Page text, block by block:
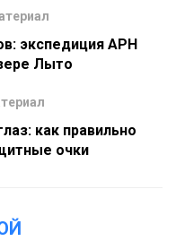
экспедиция АРН
Лыто
как правильно
очки